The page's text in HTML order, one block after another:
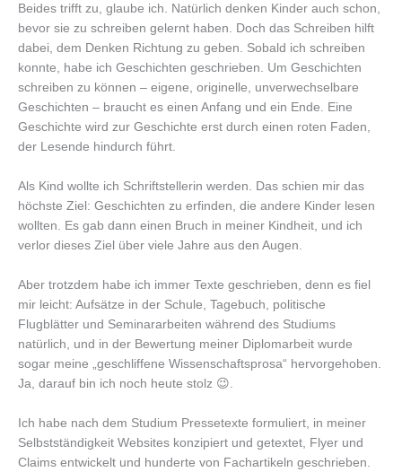
Beides trifft zu, glaube ich. Natürlich denken Kinder auch schon,
bevor sie zu schreiben gelernt haben. Doch das Schreiben hilft
dabei, dem Denken Richtung zu geben. Sobald ich schreiben
konnte, habe ich Geschichten geschrieben. Um Geschichten
schreiben zu können – eigene, originelle, unverwechselbare
Geschichten – braucht es einen Anfang und ein Ende. Eine
Geschichte wird zur Geschichte erst durch einen roten Faden,
der Lesende hindurch führt.
Als Kind wollte ich Schriftstellerin werden. Das schien mir das
höchste Ziel: Geschichten zu erfinden, die andere Kinder lesen
wollten. Es gab dann einen Bruch in meiner Kindheit, und ich
verlor dieses Ziel über viele Jahre aus den Augen.
Aber trotzdem habe ich immer Texte geschrieben, denn es fiel
mir leicht: Aufsätze in der Schule, Tagebuch, politische
Flugblätter und Seminararbeiten während des Studiums
natürlich, und in der Bewertung meiner Diplomarbeit wurde
sogar meine „geschliffene Wissenschaftsprosa“ hervorgehoben.
Ja, darauf bin ich noch heute stolz 😉.
Ich habe nach dem Studium Pressetexte formuliert, in meiner
Selbstständigkeit Websites konzipiert und getextet, Flyer und
Claims entwickelt und hunderte von Fachartikeln geschrieben.